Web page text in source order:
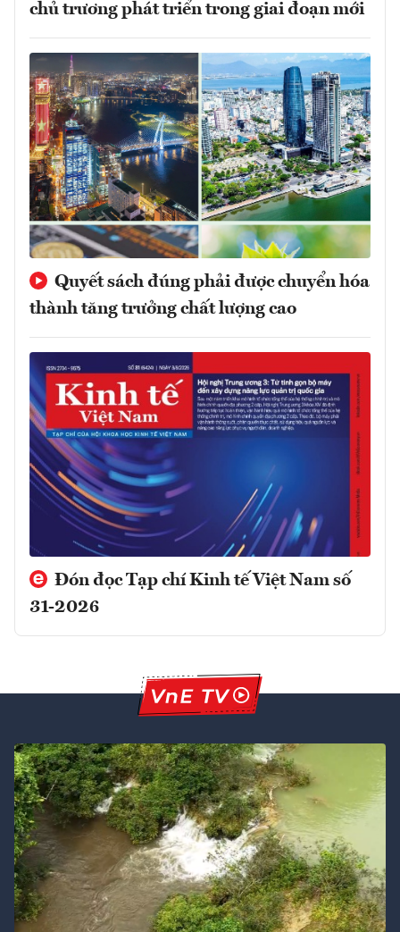
chủ trương phát triển trong giai đoạn mới
Quyết sách đúng phải được chuyển hóa
thành tăng trưởng chất lượng cao
Đón đọc Tạp chí Kinh tế Việt Nam số
31-2026